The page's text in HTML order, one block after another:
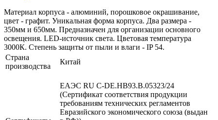
Материал корпуса - алюминий, порошковое окрашивание,
цвет - графит. Уникальная форма корпуса. Два размера -
350мм и 650мм. Предназначен для организации основного
освещения. LED-источник света. Цветовая температура
3000К. Степень защиты от пыли и влаги - IP 54.
Страна
производства
Китай
ЕАЭС RU С-DE.НВ93.В.05323/24
(Сертификат соответствия продукции
требованиям технических регламентов
Евразийского экономического союза (выдан